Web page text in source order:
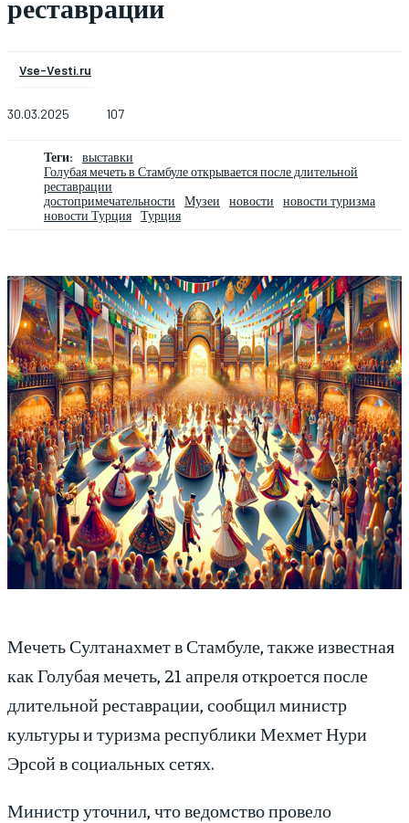
реставрации
Vse-Vesti.ru
30.03.2025 107
Теги:
выставки
Голубая мечеть в Стамбуле открывается после длительной
реставрации
достопримечательности
Музеи новости
новости туризма
новости Турция Турция
Мечеть Султанахмет в Стамбуле, также известная
как Голубая мечеть, 21 апреля откроется после
длительной реставрации, сообщил министр
культуры и туризма республики Мехмет Нури
Эрсой в социальных сетях.
Министр уточнил, что ведомство провело